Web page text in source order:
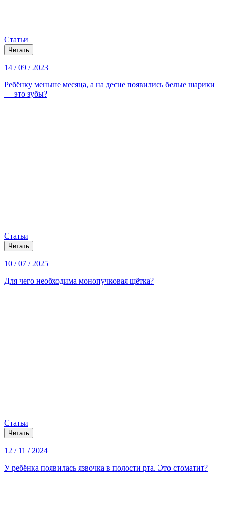
Статьи
Читать
14 / 09 / 2023
Ребёнку меньше месяца, а на десне появились белые шарики
— это зубы?
Статьи
Читать
10 / 07 / 2025
Для чего необходима монопучковая щётка?
Статьи
Читать
12 / 11 / 2024
У ребёнка появилась язвочка в полости рта. Это стоматит?